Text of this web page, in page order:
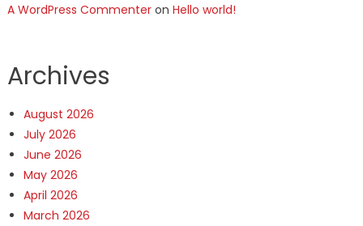
A WordPress Commenteron Hello world!
Archives
August 2026
July 2026
June 2026
May 2026
April 2026
March 2026